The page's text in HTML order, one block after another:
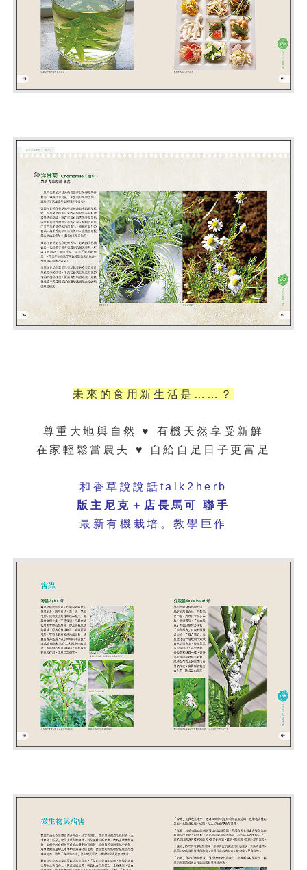
未來的食用新生活是……？
尊重大地與自然 ♥ 有機天然享受新鮮
在家輕鬆當農夫 ♥ 自給自足日子更富足
和香草說說話talk2herb
版主尼克＋店長馬可 聯手
最新有機栽培。教學巨作